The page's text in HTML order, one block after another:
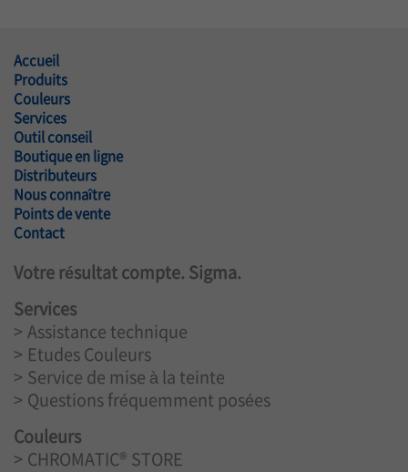
Accueil
Produits
Couleurs
Services
Outil conseil
Boutique en ligne
Distributeurs
Nous connaître
Points de vente
Contact
Votre résultat compte. Sigma.
Services
Assistance technique
Etudes Couleurs
Service de mise à la teinte
Questions fréquemment posées
Couleurs
CHROMATIC® STORE